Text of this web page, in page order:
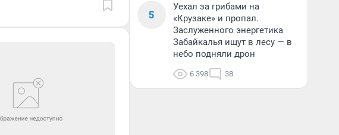
5
Уехал за грибами на
«Крузаке» и пропал.
Заслуженного энергетика
Забайкалья ищут в лесу — в
небо подняли дрон
6 398 38